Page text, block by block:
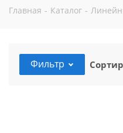
Главная - Каталог -
Фильтр